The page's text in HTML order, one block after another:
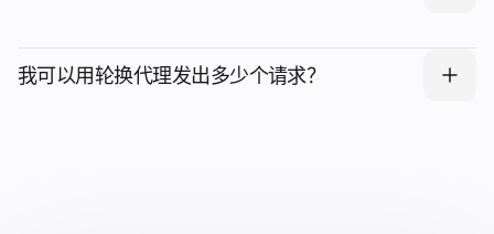
我可以用轮换代理发出多少个请求？